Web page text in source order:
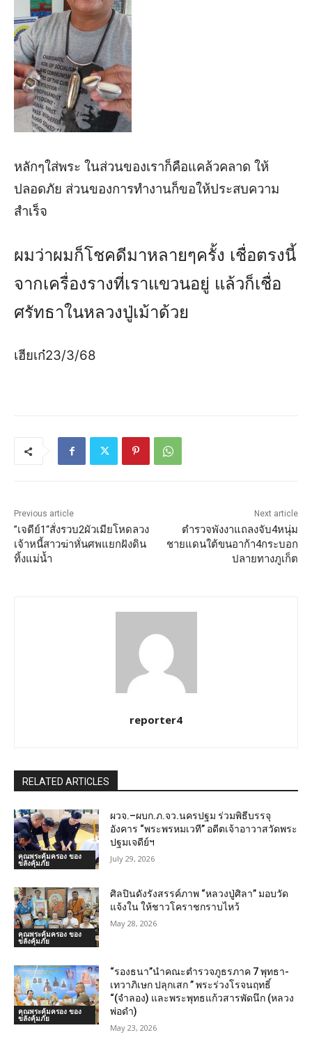
หลักๆใส่พระ ในส่วนของเราก็คือแคล้วคลาด ให้
ปลอดภัย ส่วนของการทำงานก็ขอให้ประสบความ
สำเร็จ
ผมว่าผมก็โชคดีมาหลายๆครั้ง เชื่อตรงนี้
จากเครื่องรางที่เราแขวนอยู่ แล้วก็เชื่อ
ศรัทธาในหลวงปู่เม้าด้วย
เฮียเก๋23/3/68
Previous article
”เจดีย์1“สั่งรวบ2ผัวเมียโหดลวง
เจ้าหนี้สาวฆ่าหั่นศพแยกฝังดิน
ทิ้งแม่น้ำ
Next article
ตำรวจพังงาแถลงจับ4หนุ่ม
ชายแดนใต้ขนอาก้า4กระบอก
ปลายทางภูเก็ต
reporter4
RELATED ARTICLES
คุณพระคุ้มครอง ของ
ขลังคุ้มภัย
ผวจ.–ผบก.ภ.จว.นครปฐม ร่วมพิธีบรรจุ
อังคาร “พระพรหมเวที” อดีตเจ้าอาวาสวัดพระ
ปฐมเจดีย์ฯ
July 29, 2026
คุณพระคุ้มครอง ของ
ขลังคุ้มภัย
ศิลปินดังรังสรรค์ภาพ “หลวงปู่ศิลา” มอบวัด
แจ้งใน ให้ชาวโคราชกราบไหว้
May 28, 2026
คุณพระคุ้มครอง ของ
ขลังคุ้มภัย
“รองธนา”นำคณะตำรวจภูธรภาค 7 พุทธา-
เทวาภิเษก ปลุกเสก ” พระร่วงโรจนฤทธิ์
“(จำลอง) และพระพุทธแก้วสารพัดนึก (หลวง
พ่อดำ)
May 23, 2026